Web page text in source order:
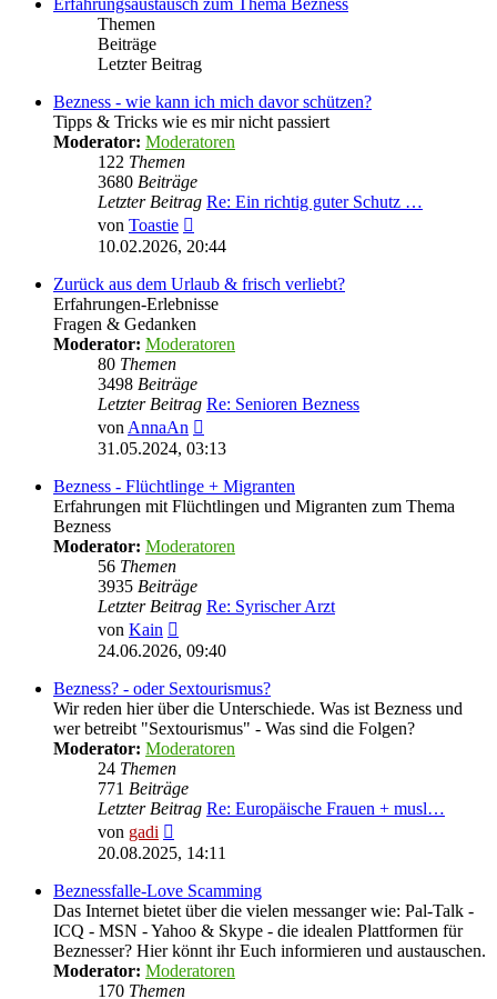
Erfahrungsaustausch zum Thema Bezness
Themen
Beiträge
Letzter Beitrag
Bezness - wie kann ich mich davor schützen?
Tipps & Tricks wie es mir nicht passiert
Moderator: Moderatoren
122 Themen
3680 Beiträge
Letzter Beitrag Re: Ein richtig guter Schutz …
von Toastie
Beitrag
10.02.2026, 20:44
Zurück aus dem Urlaub & frisch verliebt?
Erfahrungen-Erlebnisse
Fragen & Gedanken
Moderator: Moderatoren
80 Themen
3498 Beiträge
Letzter Beitrag Re: Senioren Bezness
von AnnaAn
Beitrag
31.05.2024, 03:13
Bezness - Flüchtlinge + Migranten
Erfahrungen mit Flüchtlingen und Migranten zum Thema
Bezness
Moderator: Moderatoren
56 Themen
3935 Beiträge
Letzter Beitrag Re: Syrischer Arzt
von Kain
Beitrag
24.06.2026, 09:40
Bezness? - oder Sextourismus?
Wir reden hier über die Unterschiede. Was ist Bezness und
wer betreibt "Sextourismus" - Was sind die Folgen?
Moderator: Moderatoren
24 Themen
771 Beiträge
Letzter Beitrag Re: Europäische Frauen + musl…
von gadi
Beitrag
20.08.2025, 14:11
Beznessfalle-Love Scamming
Das Internet bietet über die vielen messanger wie: Pal-Talk -
ICQ - MSN - Yahoo & Skype - die idealen Plattformen für
Beznesser? Hier könnt ihr Euch informieren und austauschen.
Moderator: Moderatoren
170 Themen